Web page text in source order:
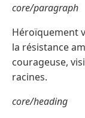
core/paragraph
Héroïquement
la résistance
courageuse,
racines.
core/heading